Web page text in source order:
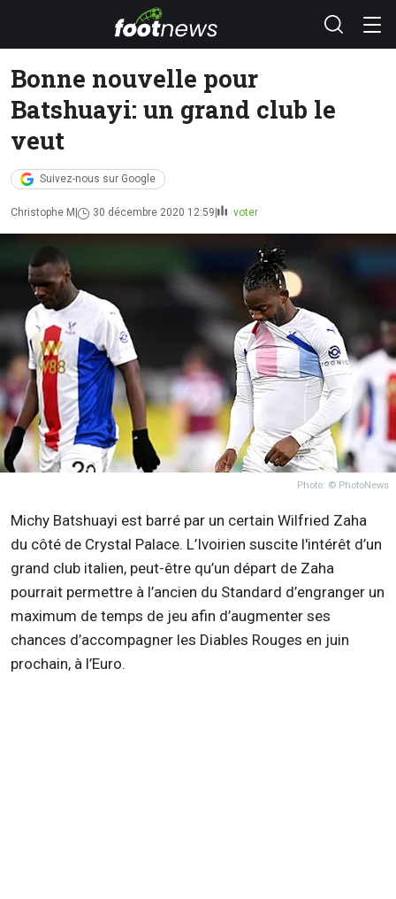
Bonne nouvelle pour
Batshuayi: un grand club le
veut
Suivez-nous sur Google
Christophe M 30 décembre 2020 12:59 voter
Photo: © PhotoNews
Michy Batshuayi est barré par un certain Wilfried Zaha
du côté de Crystal Palace. L’Ivoirien suscite l'intérêt d’un
grand club italien, peut-être qu’un départ de Zaha
pourrait permettre à l’ancien du Standard d’engranger un
maximum de temps de jeu afin d’augmenter ses
chances d’accompagner les Diables Rouges en juin
prochain, à l’Euro.